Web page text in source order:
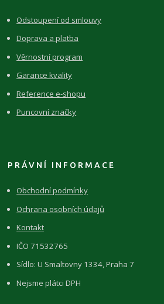
Odstoupení od smlouvy
Doprava a platba
Věrnostní program
Garance kvality
Reference e-shopu
Puncovní značky
PRÁVNÍ INFORMACE
Obchodní podmínky
Ochrana osobních údajů
Kontakt
IČO 71532765
Sídlo: U Smaltovny 1334, Praha 7
Nejsme plátci DPH